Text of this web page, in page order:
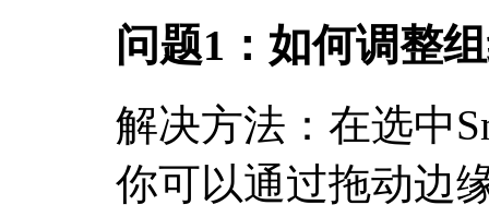
问题1：如何调整
解决方法：在选中
你可以通过拖动边